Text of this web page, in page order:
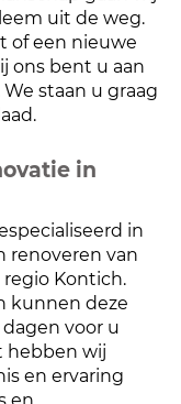
uit de weg.
of een nieuwe
ons bent u aan
staan u graag
in
in
renoveren van
Kontich.
kunnen deze
voor u
hebben wij
en ervaring